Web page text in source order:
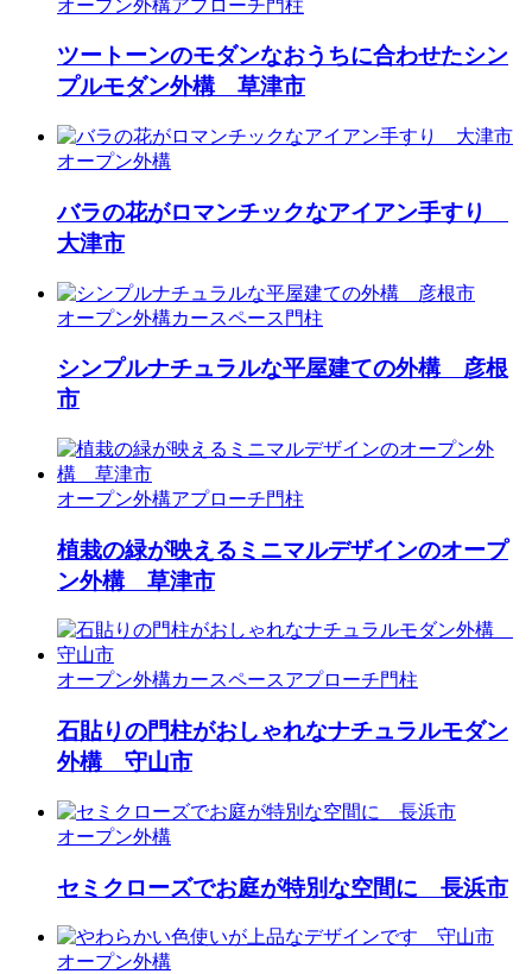
オープン外構アプローチ門柱
ツートーンのモダンなおうちに合わせたシン
プルモダン外構 草津市
オープン外構
バラの花がロマンチックなアイアン手すり
大津市
オープン外構カースペース 門柱
シンプルナチュラルな平屋建ての外構 彦根
市
オープン外構アプローチ門柱
植栽の緑が映えるミニマルデザインのオープ
ン外構 草津市
オープン外構カースペースアプローチ門柱
石貼りの門柱がおしゃれなナチュラルモダン
外構 守山市
オープン外構
セミクローズでお庭が特別な空間に 長浜市
オープン外構